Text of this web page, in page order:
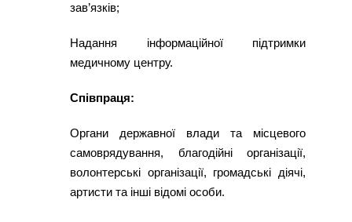
зав’язків;
Надання інформаційної підтримки
медичному центру.
Співпраця:
Органи державної влади та місцевого
самоврядування, благодійні організації,
волонтерські організації, громадські діячі,
артисти та інші відомі особи.